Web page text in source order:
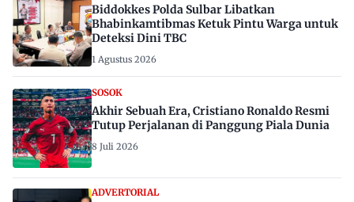
Biddokkes Polda Sulbar Libatkan
Bhabinkamtibmas Ketuk Pintu Warga untuk
Deteksi Dini TBC
1 Agustus 2026
SOSOK
Akhir Sebuah Era, Cristiano Ronaldo Resmi
Tutup Perjalanan di Panggung Piala Dunia
8 Juli 2026
ADVERTORIAL